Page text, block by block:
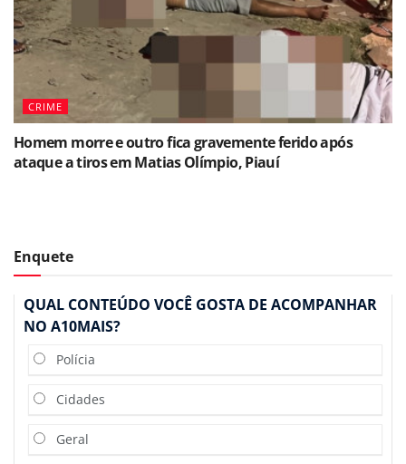
CRIME
Homem morre e outro fica gravemente ferido após
ataque a tiros em Matias Olímpio, Piauí
Enquete
QUAL CONTEÚDO VOCÊ GOSTA DE ACOMPANHAR
NO A10MAIS?
Polícia
Cidades
Geral